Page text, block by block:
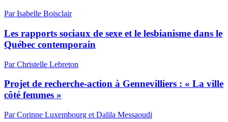
Par Isabelle Boisclair
Les rapports sociaux de sexe et le lesbianisme dans le
Québec contemporain
Par Christelle Lebreton
Projet de recherche-action à Gennevilliers : « La ville
côté femmes »
Par Corinne Luxembourg et Dalila Messaoudi